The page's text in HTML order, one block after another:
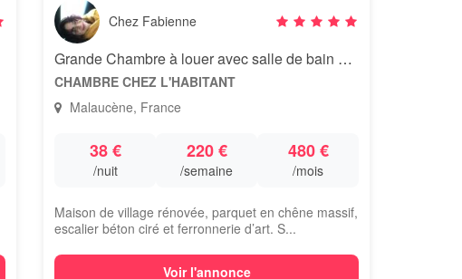
Chez Fabienne
Grande Chambre à louer avec salle de bain et toilette privé
CHAMBRE CHEZ L'HABITANT
Malaucène, France
38 €
/nuit
220 €
/semaine
480 €
/mois
Maison de village rénovée, parquet en chêne massif,
escalier béton ciré et ferronnerie d’art. S...
Voir l'annonce